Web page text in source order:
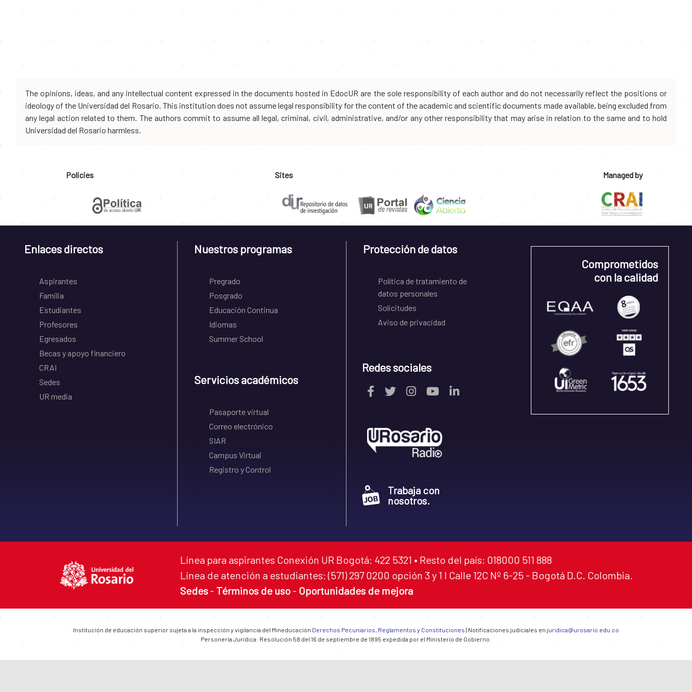
The opinions, ideas, and any intellectual content expressed in the documents hosted in EdocUR are the sole responsibility of each author and do not necessarily reflect the positions or
ideology of the Universidad del Rosario. This institution does not assume legal responsibility for the content of the academic and scientific documents made available, being excluded from
any legal action related to them. The authors commit to assume all legal, criminal, civil, administrative, and/or any other responsibility that may arise in relation to the same and to hold
Universidad del Rosario harmless.
Policies Sites Managed by
Enlaces directos
Aspirantes
Familia
Estudiantes
Profesores
Egresados
Becas y apoyo financiero
CRAI
Sedes
UR media
Nuestros programas
Pregrado
Posgrado
Educación Continua
Idiomas
Summer School
Servicios académicos
Pasaporte virtual
Correo electrónico
SIAR
Campus Virtual
Registro y Control
Protección de datos
Política de tratamiento de
datos personales
Solicitudes
Aviso de privacidad
Redes sociales
Trabaja con
nosotros.
Comprometidos
con la calidad
Línea para aspirantes Conexión UR Bogotá: 422 5321 • Resto del país: 018000 511 888
Línea de atención a estudiantes: (571) 297 0200 opción 3 y 1 I Calle 12C Nº 6-25 - Bogotá D.C. Colombia.
Sedes - Términos de uso - Oportunidades de mejora
Institución de educación superior sujeta a la inspección y vigilancia del Mineducación Derechos Pecuniarios, Reglamentos y Constituciones | Notificaciones judiciales en juridica@urosario.edu.co
Personería Jurídica: Resolución 58 del 16 de septiembre de 1895 expedida por el Ministerio de Gobierno.